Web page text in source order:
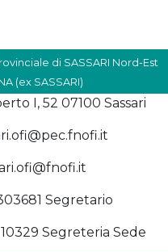
di SASSARI Nord-Est
(ex SASSARI)
I, 52 07100 Sassari
Segretario
Segreteria Sede